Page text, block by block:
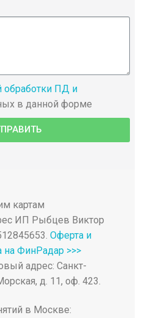
обработки ПД и
в данной форме
картам
ИП Рыбцев Виктор
Оферта и
на ФинРадар >>>
адрес: Санкт-
д. 11, оф. 423.
в Москве: